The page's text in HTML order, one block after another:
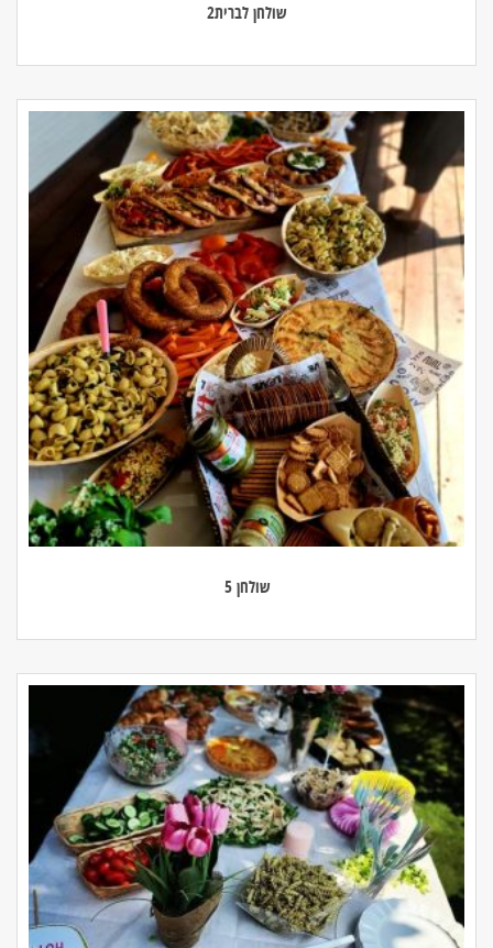
שולחן לברית2
שולחן 5